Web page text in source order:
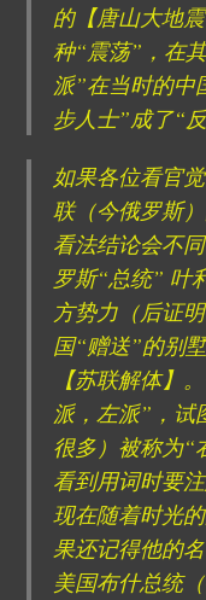
的【唐山大地
种“震荡”，在
派”在当时的中
步人士”成了“
如果各位看官
联（今俄罗斯
看法结论会不
罗斯“总统” 叶
方势力（后证
国“赠送”的别
【苏联解体】
派，左派”，试
很多）被称为“
看到用词时要
现在随着时光
果还记得他的
美国布什总统